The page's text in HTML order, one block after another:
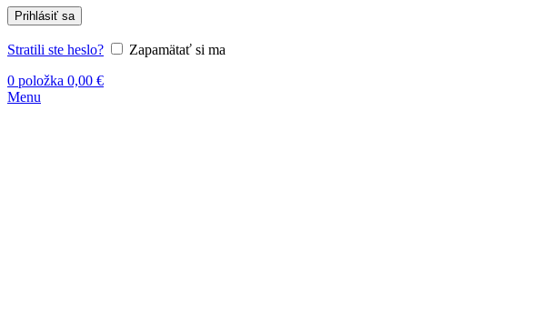
Prihlásiť sa
Stratili ste heslo?
Zapamätať si ma
0 položka 0,00 €
Menu